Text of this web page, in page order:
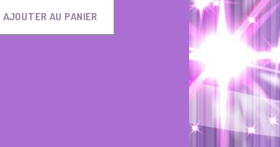
AJOUTER AU PANIER